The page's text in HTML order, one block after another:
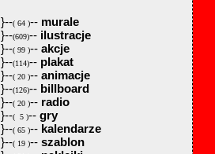
}--( 64 )-- murale
}--(609)-- ilustracje
}--( 99 )-- akcje
}--(114)-- plakat
}--( 20 )-- animacje
}--(126)-- billboard
}--( 20 )-- radio
}--( 5 )-- gry
}--( 65 )-- kalendarze
}--( 19 )-- szablon